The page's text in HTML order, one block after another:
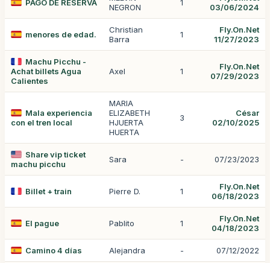
PAGO DE RESERVA
NEGRON
1
03/06/2024
menores de edad.
Christian
Barra
1
Fly.On.Net
11/27/2023
Machu Picchu -
Achat billets Agua
Calientes
Axel 1
Fly.On.Net
07/29/2023
Mala experiencia
con el tren local
MARIA
ELIZABETH
HJUERTA
HUERTA
3
César
02/10/2025
Share vip ticket
machu picchu
Sara - 07/23/2023
Billet + train Pierre D. 1
Fly.On.Net
06/18/2023
El pague Pablito 1
Fly.On.Net
04/18/2023
Camino 4 días Alejandra - 07/12/2022